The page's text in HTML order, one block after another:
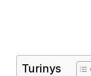
Turinys